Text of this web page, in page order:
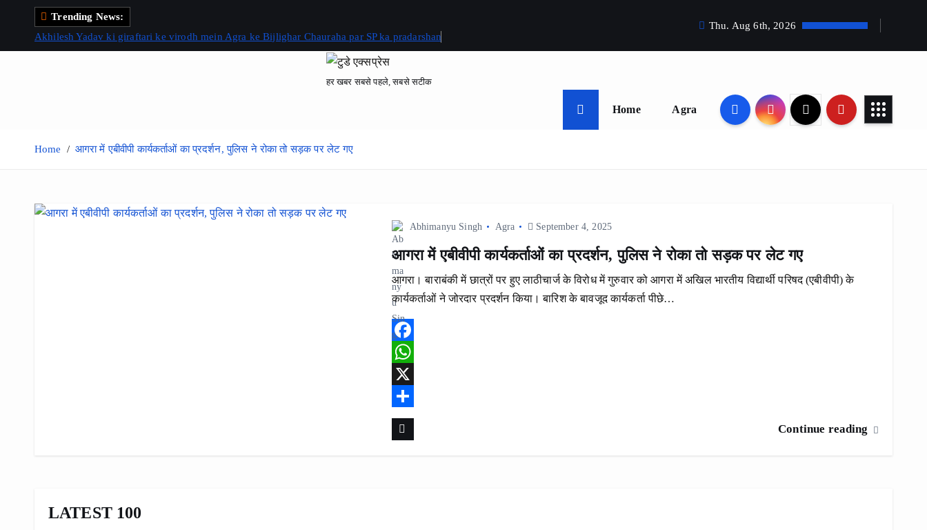
Trending News:
Akhilesh Yadav ki giraftari ke virodh mein Agra ke Bijlighar Chauraha par SP ka pradarshan
Thu. Aug 6th, 2026
हर खबर सबसे पहले, सबसे सटीक
Home Agra
Home आगरा में एबीवीपी कार्यकर्ताओं का प्रदर्शन, पुलिस ने रोका तो सड़क पर लेट गए
Abhimanyu Singh Agra September 4, 2025
आगरा में एबीवीपी कार्यकर्ताओं का प्रदर्शन, पुलिस ने रोका तो सड़क पर लेट गए
आगरा। बाराबंकी में छात्रों पर हुए लाठीचार्ज के विरोध में गुरुवार को आगरा में अखिल भारतीय विद्यार्थी परिषद (एबीवीपी) के
कार्यकर्ताओं ने जोरदार प्रदर्शन किया। बारिश के बावजूद कार्यकर्ता पीछे…
F
e
b
W
h
a
t
X
S
h
Continue reading
LATEST 100